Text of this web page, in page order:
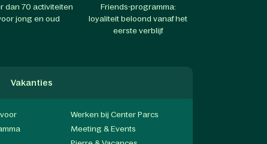
dan 70 activiteiten
jong en oud
Friends-programma:
loyaliteit beloond vanaf het
eerste verblijf
Vakanties
Werken bij Center Parcs
Meeting & Events